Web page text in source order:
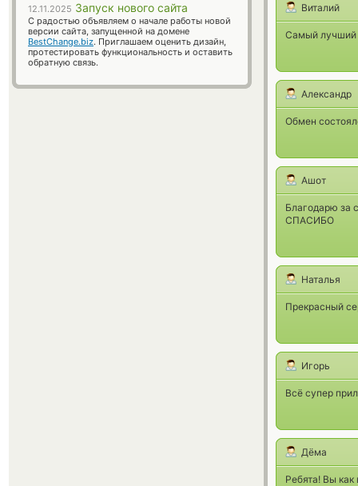
Виталий
Самый лучший
Александр
Обмен
Ашот
Благодарю за
СПАСИБО
Наталья
Прекрасный
Игорь
Всё супер
Дёма
Ребята! Вы
12.11.2025 Запуск нового сайта
С радостью объявляем о начале работы новой
версии сайта, запущенной на домене
BestChange.biz. Приглашаем оценить дизайн,
протестировать функциональность и оставить
обратную связь.